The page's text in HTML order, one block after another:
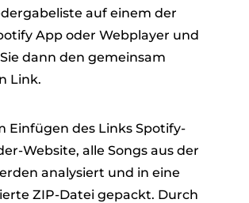
auf einem der
App oder Webplayer und
dann den gemeinsam
Link.
Einfügen des Links Spotify-
Website, alle Songs aus der
analysiert und in eine
ZIP-Datei gepackt. Durch